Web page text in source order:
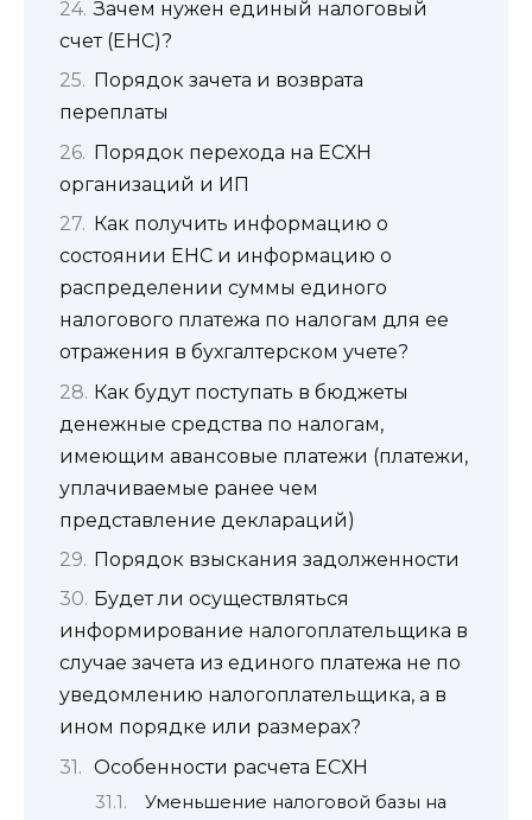
Зачем нужен единый налоговый
счет (ЕНС)?
Порядок зачета и возврата
переплаты
Порядок перехода на ЕСХН
организаций и ИП
Как получить информацию о
состоянии ЕНС и информацию о
распределении суммы единого
налогового платежа по налогам для ее
отражения в бухгалтерском учете?
Как будут поступать в бюджеты
денежные средства по налогам,
имеющим авансовые платежи (платежи,
уплачиваемые ранее чем
представление деклараций)
Порядок взыскания задолженности
Будет ли осуществляться
информирование налогоплательщика в
случае зачета из единого платежа не по
уведомлению налогоплательщика, а в
ином порядке или размерах?
Особенности расчета ЕСХН
Уменьшение налоговой базы на